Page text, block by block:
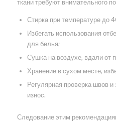
ткани требуют внимательного
Стирка при температуре до
Избегать использования
для белья;
Сушка на воздухе, вдали от
Хранение в сухом месте,
Регулярная проверка швов
износ.
Следование этим